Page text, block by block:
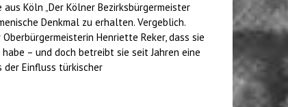
Köln „Der Kölner Bezirksbürgermeister
Denkmal zu erhalten. Vergeblich.
Henriette Reker, dass sie
– und doch betreibt sie seit Jahren eine
der Einfluss türkischer